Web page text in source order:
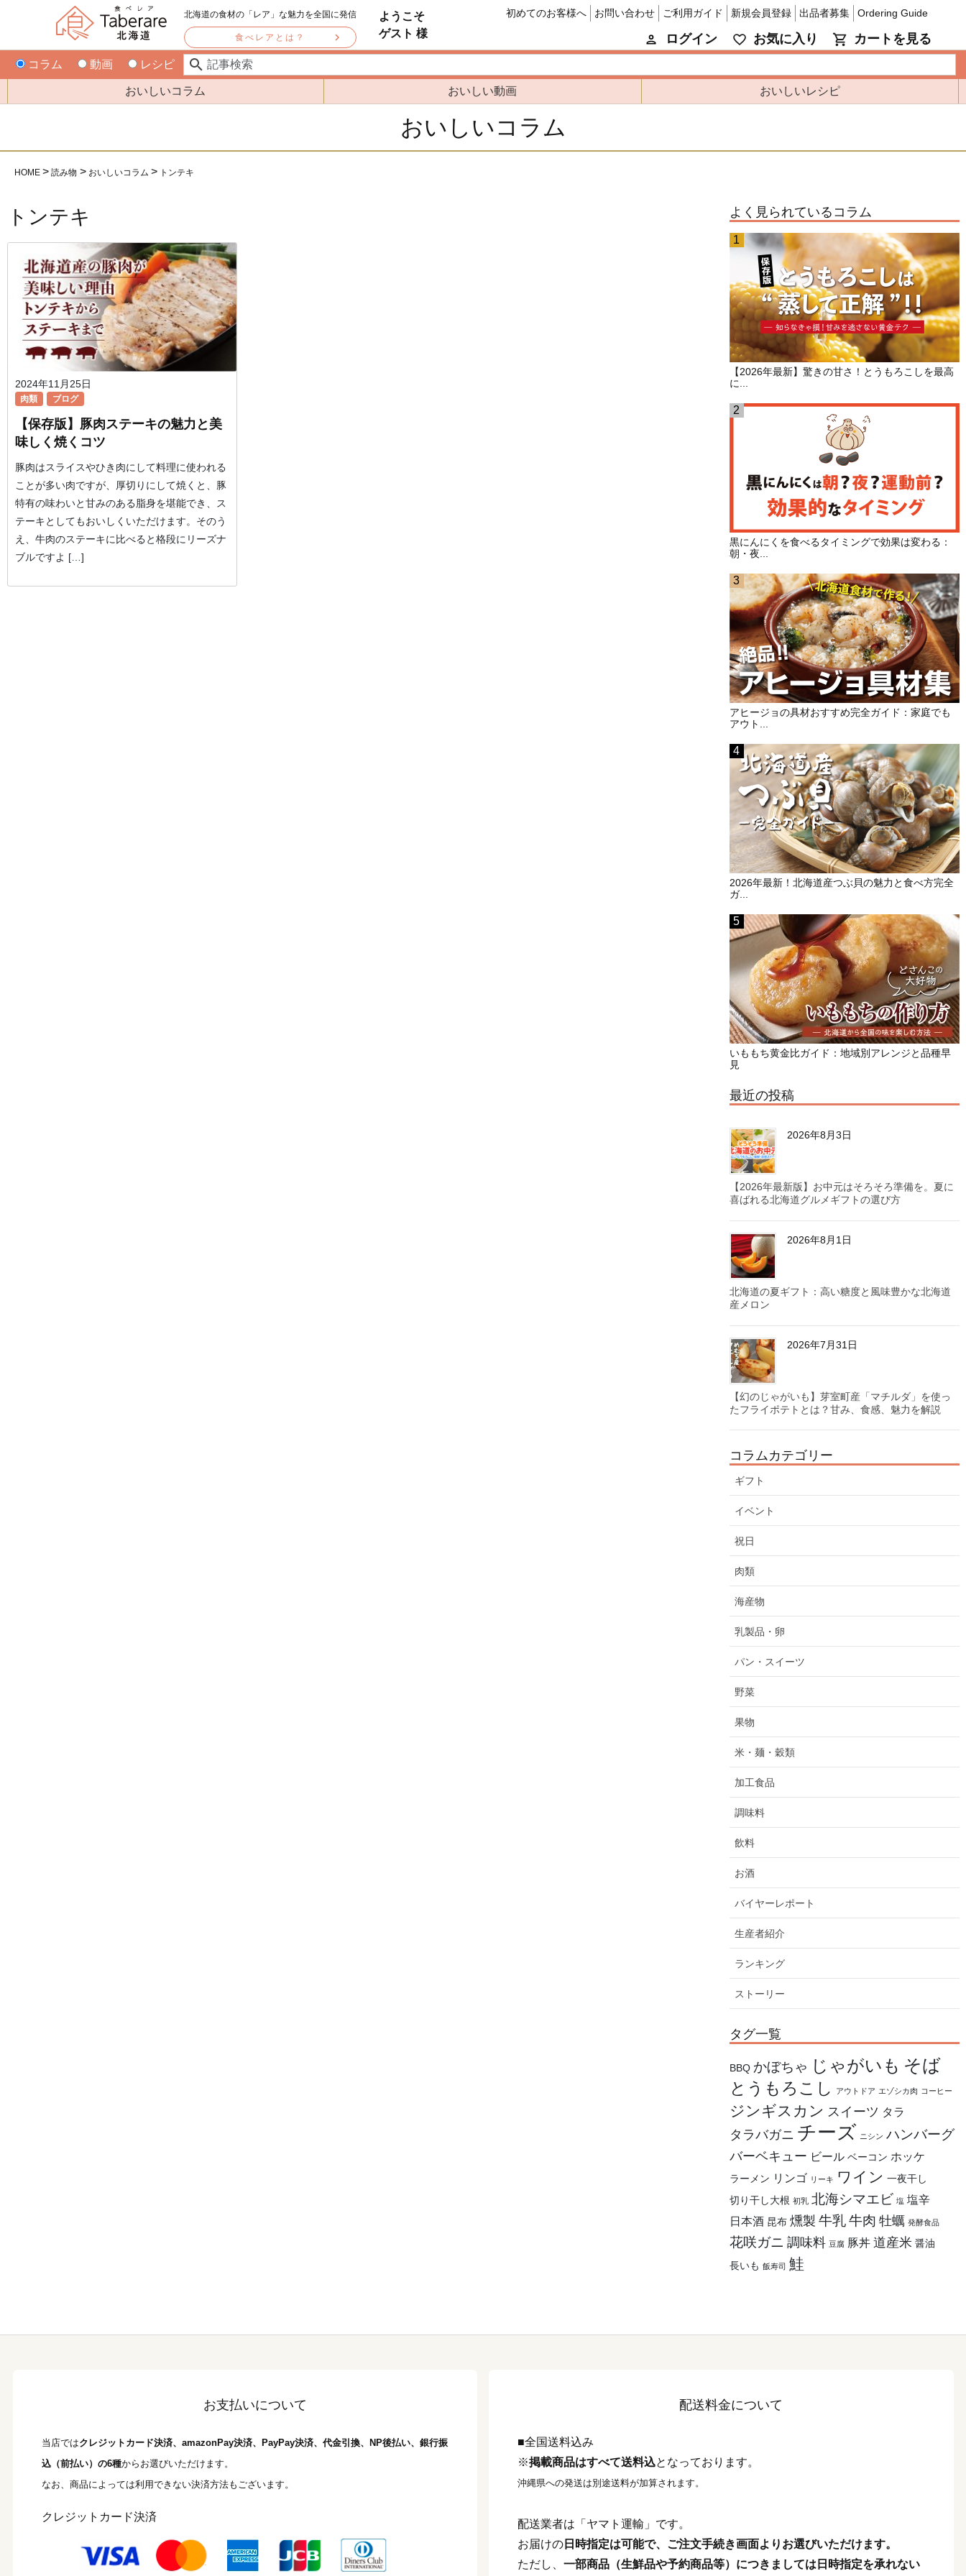
北海道の食材の「レア」な魅力を全国に発信
食べレアとは？
ようこそ
ゲスト 様
初めてのお客様へ お問い合わせ ご利用ガイド 新規会員登録 出品者募集 Ordering Guide
ログイン お気に入り カートを見る
コラム 動画 レシピ
おいしいコラム おいしい動画 おいしいレシピ
おいしいコラム
HOME 読み物 おいしいコラム トンテキ
トンテキ
2024年11月25日
肉類 ブログ
【保存版】豚肉ステーキの魅力と美
味しく焼くコツ
豚肉はスライスやひき肉にして料理に使われる
ことが多い肉ですが、厚切りにして焼くと、豚
特有の味わいと甘みのある脂身を堪能でき、ス
テーキとしてもおいしくいただけます。そのう
え、牛肉のステーキに比べると格段にリーズナ
ブルですよ […]
よく見られているコラム
【2026年最新】驚きの甘さ！とうもろこしを最高
に...
黒にんにくを食べるタイミングで効果は変わる：
朝・夜...
アヒージョの具材おすすめ完全ガイド：家庭でも
アウト...
2026年最新！北海道産つぶ貝の魅力と食べ方完全
ガ...
いももち黄金比ガイド：地域別アレンジと品種早
見
最近の投稿
2026年8月3日
【2026年最新版】お中元はそろそろ準備を。夏に
喜ばれる北海道グルメギフトの選び方
2026年8月1日
北海道の夏ギフト：高い糖度と風味豊かな北海道
産メロン
2026年7月31日
【幻のじゃがいも】芽室町産「マチルダ」を使っ
たフライポテトとは？甘み、食感、魅力を解説
コラムカテゴリー
ギフト
イベント
祝日
肉類
海産物
乳製品・卵
パン・スイーツ
野菜
果物
米・麺・穀類
加工食品
調味料
飲料
お酒
バイヤーレポート
生産者紹介
ランキング
ストーリー
タグ一覧
BBQ かぼちゃ じゃがいも そば
とうもろこし アウトドア エゾシカ肉 コーヒー
ジンギスカン スイーツ タラ
タラバガニ チーズ ニシン ハンバーグ
バーベキュー ビール ベーコン ホッケ
ラーメン リンゴ リーキ ワイン 一夜干し
切り干し大根 初乳 北海シマエビ 塩 塩辛
日本酒 昆布 燻製 牛乳 牛肉 牡蠣 発酵食品
花咲ガニ 調味料 豆腐 豚丼 道産米 醤油
長いも 飯寿司 鮭
お支払いについて
当店ではクレジットカード決済、amazonPay決済、PayPay決済、代金引換、NP後払い、銀行振
込（前払い）の6種からお選びいただけます。
なお、商品によっては利用できない決済方法もございます。
クレジットカード決済
配送料金について
■全国送料込み
※掲載商品はすべて送料込となっております。
沖縄県への発送は別途送料が加算されます。
配送業者は「ヤマト運輸」です。
お届けの 日時指定は可能で、ご注文手続き画面よりお選びいただけます。
ただし、 一部商品（生鮮品や予約商品等）につきましては日時指定を承れない